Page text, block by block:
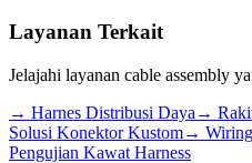
Layanan Terkait
Jelajahi layanan cable assembly
→ Harnes Distribusi Daya →
Solusi Konektor Kustom→
Pengujian Kawat Harness